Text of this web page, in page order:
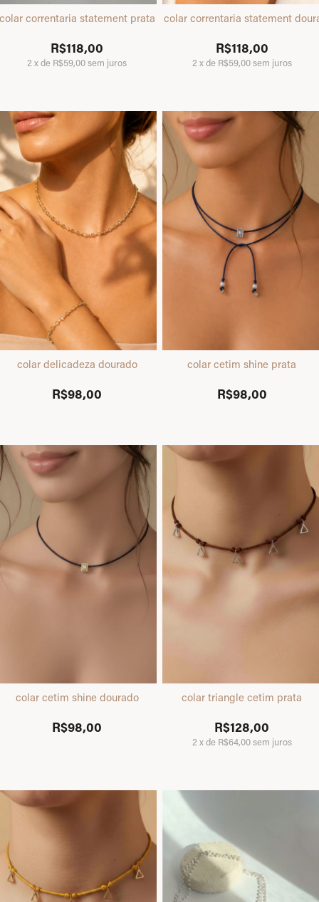
correntaria statement prata
R$118,00
2xde R$59,00sem juros
colar correntaria statement
R$118,00
2xde R$59,00sem juros
colar delicadeza dourado
R$98,00
colar cetim shine prata
R$98,00
colar cetim shine dourado
R$98,00
colar triangle cetim prata
R$128,00
2 xde R$64,00sem juros